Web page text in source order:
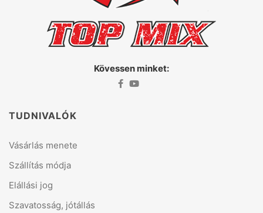
Kövessen minket:
TUDNIVALÓK
Vásárlás menete
Szállítás módja
Elállási jog
Szavatosság, jótállás